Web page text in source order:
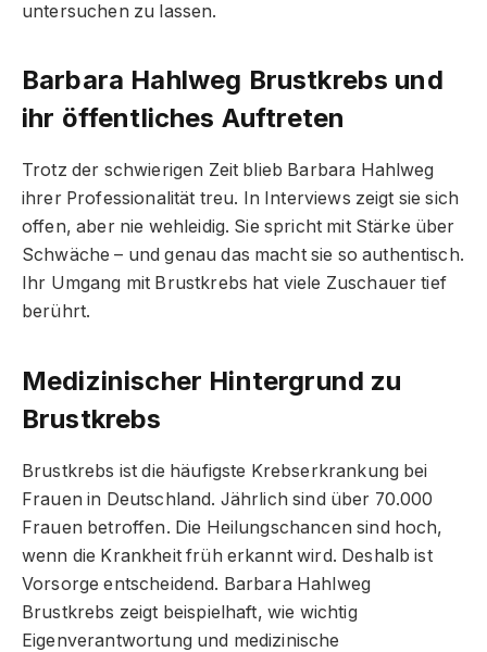
untersuchen zu lassen.
Barbara Hahlweg Brustkrebs und
ihr öffentliches Auftreten
Trotz der schwierigen Zeit blieb Barbara Hahlweg
ihrer Professionalität treu. In Interviews zeigt sie sich
offen, aber nie wehleidig. Sie spricht mit Stärke über
Schwäche – und genau das macht sie so authentisch.
Ihr Umgang mit Brustkrebs hat viele Zuschauer tief
berührt.
Medizinischer Hintergrund zu
Brustkrebs
Brustkrebs ist die häufigste Krebserkrankung bei
Frauen in Deutschland. Jährlich sind über 70.000
Frauen betroffen. Die Heilungschancen sind hoch,
wenn die Krankheit früh erkannt wird. Deshalb ist
Vorsorge entscheidend. Barbara Hahlweg
Brustkrebs zeigt beispielhaft, wie wichtig
Eigenverantwortung und medizinische